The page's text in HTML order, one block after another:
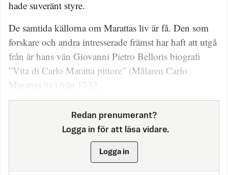
hade suveränt styre.
De samtida källorna om Ma­­rattas liv är få. Den som
forskare och andra intresserade främst har haft att utgå
från är hans vän Giovanni Pietro Belloris biografi
”Vita di Carlo Maratta pittore” (Målaren Carlo
Marattas liv) från 1732.
Redan prenumerant?
Logga in för att läsa vidare.
Logga in